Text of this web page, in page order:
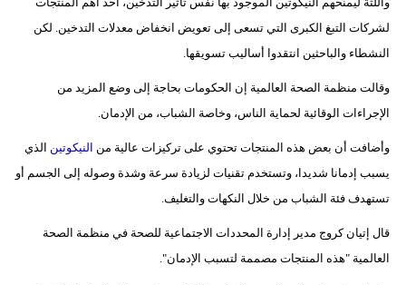
أبراج
سيارات
لشركات التبغ الكبرى التي تسعى إلى تعويض انخفاض معدلات التدخين. لكن
النشطاء والباحثين انتقدوا أساليب تسويقها.
وقالت منظمة الصحة العالمية إن الحكومات بحاجة إلى وضع المزيد من
الإجراءات الوقائية لحماية الناس، وخاصة الشباب، من الإدمان.
وأضافت أن بعض هذه المنتجات تحتوي على تركيزات عالية من النيكوتين الذي
يسبب إدمانا شديدا، وتستخدم تقنيات لزيادة سرعة وشدة وصوله إلى الجسم أو
تستهدف فئة الشباب من خلال النكهات والتغليف.
قال إتيان كروج مدير إدارة المحددات الاجتماعية للصحة في منظمة الصحة
العالمية "هذه المنتجات مصممة لتسبب الإدمان".